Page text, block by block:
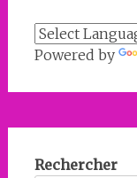
Powered by
Rechercher